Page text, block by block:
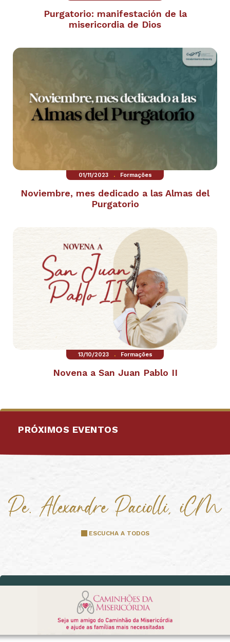
Purgatorio: manifestación de la
misericordia de Dios
01/11/2023 . Formações
Noviembre, mes dedicado a las Almas del
Purgatorio
13/10/2023 . Formações
Novena a San Juan Pablo II
PRÓXIMOS EVENTOS
ESCUCHA A TODOS